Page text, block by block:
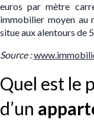
euros par mètre
immobilier moyen au
situe aux alentours de
Source :
Quel est le
d’un